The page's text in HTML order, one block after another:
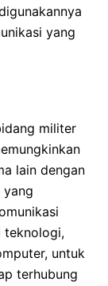
yang
militer
lain dengan
yang
teknologi,
untuk
terhubung